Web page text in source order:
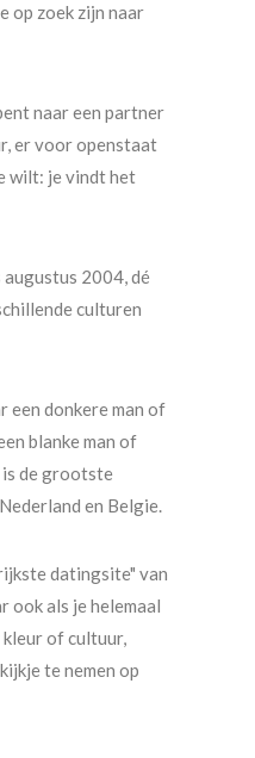
op zoek zijn naar
naar een partner
er voor openstaat
wilt: je vindt het
2004, dé
culturen
een donkere man of
blanke man of
de grootste
en Belgie.
datingsite" van
ook als je helemaal
of cultuur,
te nemen op